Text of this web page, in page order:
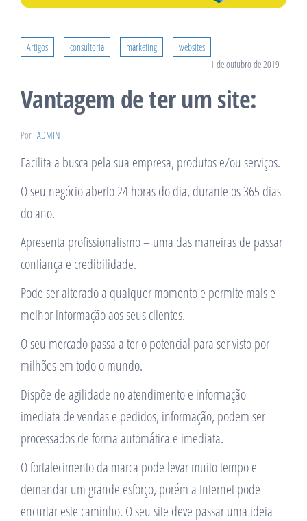
Artigos consultoria marketing
websites
1 de outubro de 2019
Vantagem de ter um site:
Por ADMIN
Facilita a busca pela sua empresa, produtos e/ou serviços.
O seu negócio aberto 24 horas do dia, durante os 365 dias
do ano.
Apresenta profissionalismo – uma das maneiras de passar
confiança e credibilidade.
Pode ser alterado a qualquer momento e permite mais e
melhor informação aos seus clientes.
O seu mercado passa a ter o potencial para ser visto por
milhões em todo o mundo.
Dispõe de agilidade no atendimento e informação
imediata de vendas e pedidos, informação, podem ser
processados de forma automática e imediata.
O fortalecimento da marca pode levar muito tempo e
demandar um grande esforço, porém a Internet pode
encurtar este caminho. O seu site deve passar uma ideia